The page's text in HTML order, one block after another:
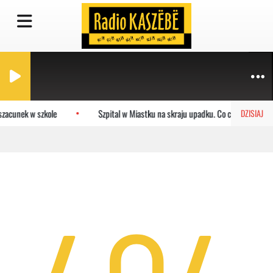
DZISIAJ
w szkole Szpital w Miastku na skraju upadku. Co czeka